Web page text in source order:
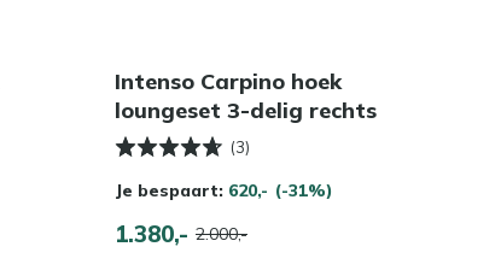
Intenso Carpino hoek
loungeset 3-delig rechts
(3)
Je bespaart: 620,- (-31%)
1.380,- 2.000,-